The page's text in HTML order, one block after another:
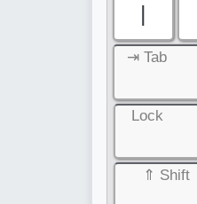
|
⇥ Tab
Lock
⇑ Shift